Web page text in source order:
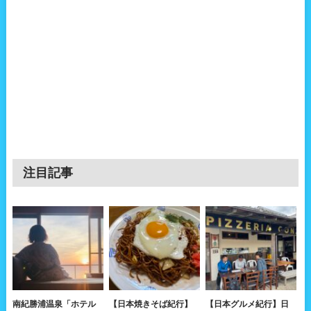
注目記事
南紀勝浦温泉「ホテル 【日本焼きそば紀行】 【日本グルメ紀行】日